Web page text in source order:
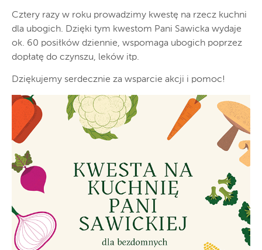
Cztery razy w roku prowadzimy kwestę na rzecz kuchni
dla ubogich. Dzięki tym kwestom Pani Sawicka wydaje
ok. 60 posiłków dziennie, wspomaga ubogich poprzez
dopłatę do czynszu, leków itp.
Dziękujemy serdecznie za wsparcie akcji i pomoc!